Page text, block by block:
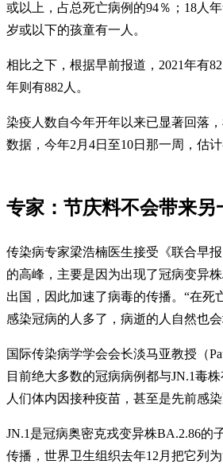
或以上，占总死亡病例的94％；18人
岁或以下的孩童有一人。
相比之下，根据早前报道，2021年有
年则有882人。
染疫人数自今年开年以来已显著回落
数据，今年2月4日至10日那一周，估计
专家：节庆料不会带来另
传染病专家梁浩楠医生接受《联合早
的高峰，主要是因为出现了冠病变异
出国，因此加速了病毒的传播。“在死
感染冠病的人多了，病逝的人自然也
国际传染病学学会会长淡马亚教授（
目前绝大多数的冠病病例都与JN.1毒
人们体内因接种疫苗，甚至是先前感
JN.1是冠病奥密克戎变异株BA.2.86的
传播，世界卫生组织去年12月把它列为